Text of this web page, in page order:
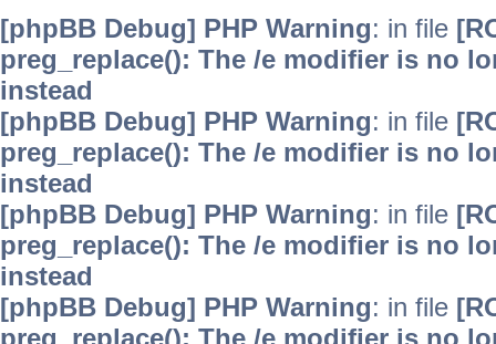
[phpBB Debug] PHP Warning: in file
preg_replace(): The /e modifier is no
instead
[phpBB Debug] PHP Warning: in file
preg_replace(): The /e modifier is no
instead
[phpBB Debug] PHP Warning: in file
preg_replace(): The /e modifier is no
instead
[phpBB Debug] PHP Warning: in file
preg_replace(): The /e modifier is no